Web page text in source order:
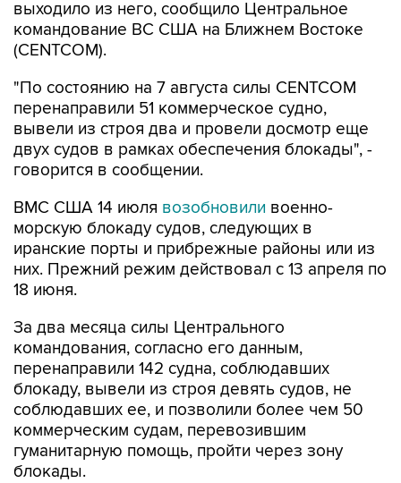
выходило из него, сообщило Центральное
командование ВС США на Ближнем Востоке
(CENTCOM).
"По состоянию на 7 августа силы CENTCOM
перенаправили 51 коммерческое судно,
вывели из строя два и провели досмотр еще
двух судов в рамках обеспечения блокады", -
говорится в сообщении.
ВМС США 14 июля возобновили военно-
морскую блокаду судов, следующих в
иранские порты и прибрежные районы или из
них. Прежний режим действовал с 13 апреля по
18 июня.
За два месяца силы Центрального
командования, согласно его данным,
перенаправили 142 судна, соблюдавших
блокаду, вывели из строя девять судов, не
соблюдавших ее, и позволили более чем 50
коммерческим судам, перевозившим
гуманитарную помощь, пройти через зону
блокады.